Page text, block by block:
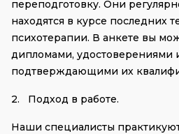
переподготовку. Они
находятся в курсе последних
психотерапии. В анкете вы
дипломами, удостоверениями
подтверждающими их
2. Подход в работе.
Наши специалисты